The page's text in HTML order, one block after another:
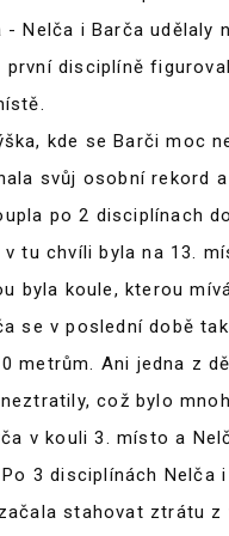
Nelča i Barča udělaly
první disciplíně
kde se Barči moc
svůj osobní rekord a
po 2 disciplínach
tu chvíli byla na 13.
byla koule, kterou
se v poslední době
metrům. Ani jedna z
což bylo
v kouli 3. místo a
3 disciplínách Nelča i
stahovat ztrátu z